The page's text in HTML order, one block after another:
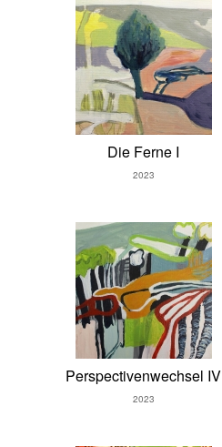
Die Ferne I
2023
Perspectivenwechsel IV
2023